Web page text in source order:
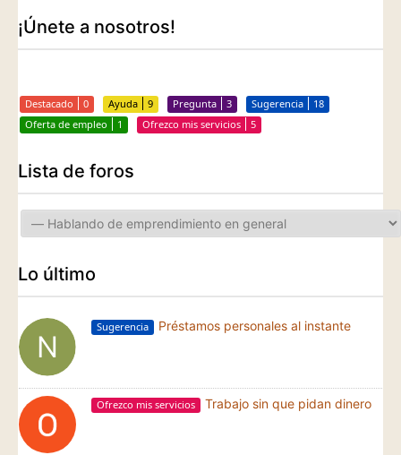
¡Únete a nosotros!
Destacado 0 Ayuda 9 Pregunta 3 Sugerencia
18
Oferta de empleo
1 Ofrezco mis servicios 5
Lista de foros
Lo último
Sugerencia Préstamos personales al instante
Ofrezco mis servicios Trabajo sin que pidan dinero